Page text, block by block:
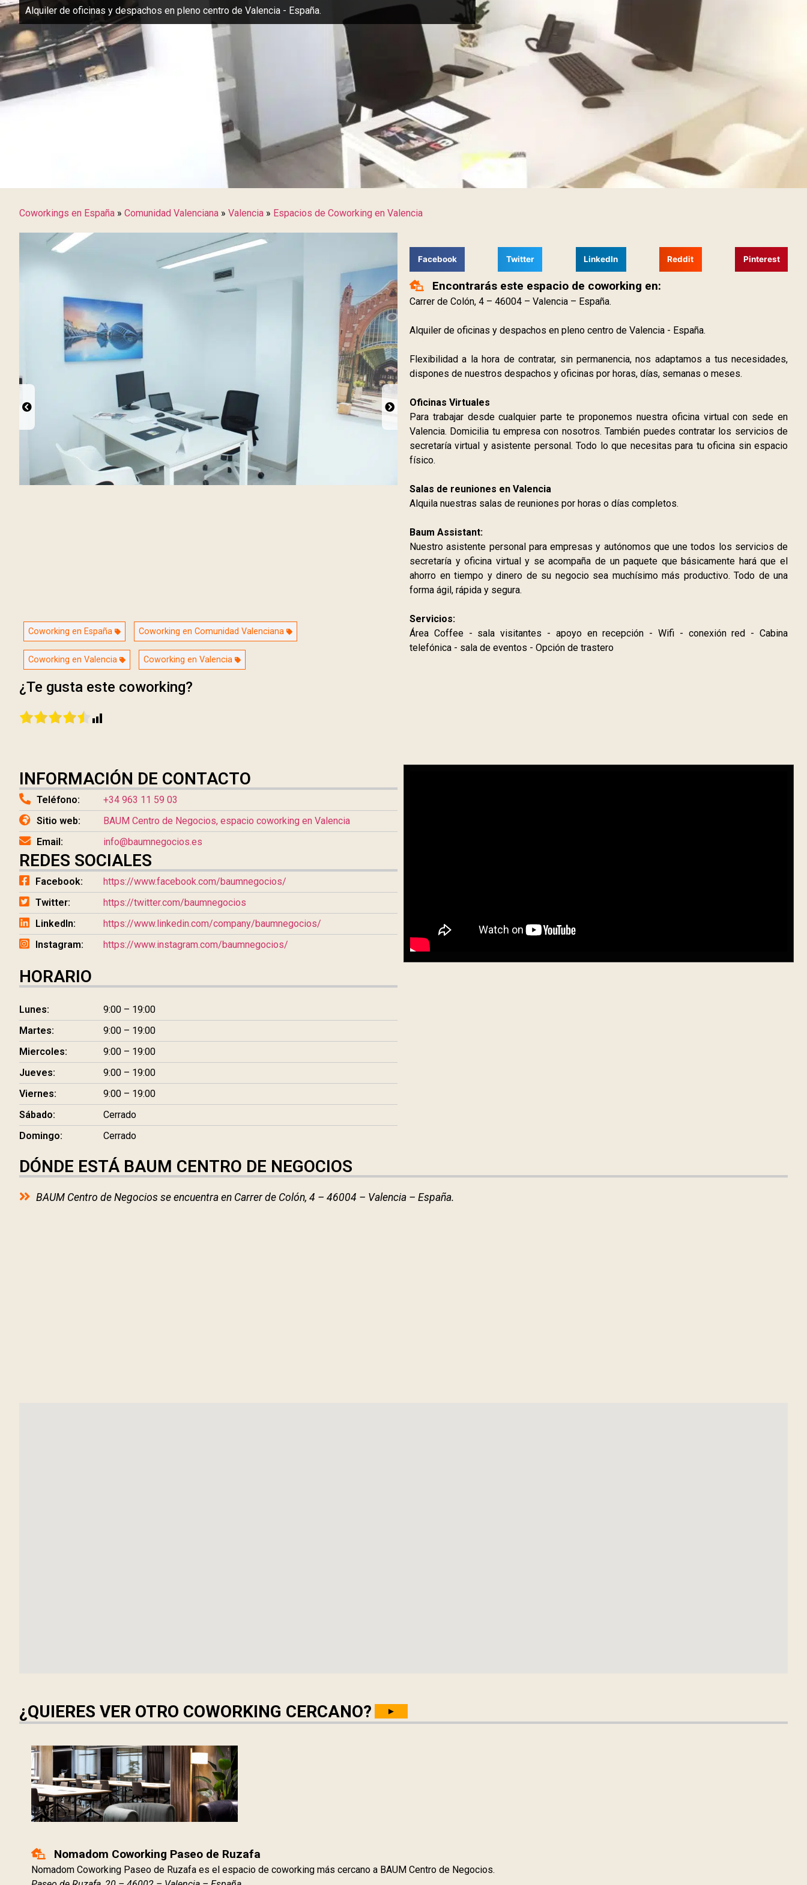
Alquiler de oficinas y despachos en pleno centro de Valencia - España.
Coworkings en España » Comunidad Valenciana » Valencia » Espacios de Coworking en Valencia
Coworking en España Coworking en Comunidad Valenciana
Coworking en Valencia Coworking en Valencia
¿Te gusta este coworking?
Facebook Twitter LinkedIn Reddit Pinterest
Encontrarás este espacio de coworking en:
Carrer de Colón, 4 – 46004 – Valencia – España.
Alquiler de oficinas y despachos en pleno centro de Valencia - España.
Flexibilidad a la hora de contratar, sin permanencia, nos adaptamos a tus necesidades,
dispones de nuestros despachos y oficinas por horas, días, semanas o meses.
Oficinas Virtuales
Para trabajar desde cualquier parte te proponemos nuestra oficina virtual con sede en
Valencia. Domicilia tu empresa con nosotros. También puedes contratar los servicios de
secretaría virtual y asistente personal. Todo lo que necesitas para tu oficina sin espacio
físico.
Salas de reuniones en Valencia
Alquila nuestras salas de reuniones por horas o días completos.
Baum Assistant:
Nuestro asistente personal para empresas y autónomos que une todos los servicios de
secretaría y oficina virtual y se acompaña de un paquete que básicamente hará que el
ahorro en tiempo y dinero de su negocio sea muchísimo más productivo. Todo de una
forma ágil, rápida y segura.
Servicios:
Área Coffee - sala visitantes - apoyo en recepción - Wifi - conexión red - Cabina
telefónica - sala de eventos - Opción de trastero
INFORMACIÓN DE CONTACTO
Teléfono:
+34 963 11 59 03
Sitio web:
BAUM Centro de Negocios, espacio coworking en Valencia
Email:
info@baumnegocios.es
REDES SOCIALES
Facebook:
https://www.facebook.com/baumnegocios/
Twitter:
https://twitter.com/baumnegocios
LinkedIn:
https://www.linkedin.com/company/baumnegocios/
Instagram:
https://www.instagram.com/baumnegocios/
HORARIO
Lunes:
9:00 – 19:00
Martes:
9:00 – 19:00
Miercoles:
9:00 – 19:00
Jueves:
9:00 – 19:00
Viernes:
9:00 – 19:00
Sábado:
Cerrado
Domingo:
Cerrado
DÓNDE ESTÁ BAUM CENTRO DE NEGOCIOS
BAUM Centro de Negocios se encuentra en Carrer de Colón, 4 – 46004 – Valencia – España.
¿QUIERES VER OTRO COWORKING CERCANO? ►
Nomadom Coworking Paseo de Ruzafa
Nomadom Coworking Paseo de Ruzafa es el espacio de coworking más cercano a BAUM Centro de Negocios.